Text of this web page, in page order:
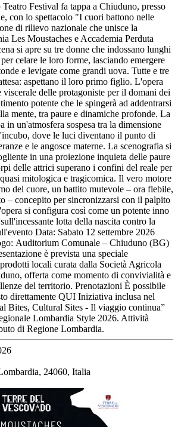
Festival fa tappa a Chiuduno, presso
con lo spettacolo "I cuori battono nelle
di rilievo nazionale che unisce la
Les Moustaches e Accademia Perduta
si apre su tre donne che indossano lunghi
celare le loro forme, lasciando emergere
e levigate come grandi uova. Tutte e tre
aspettano il loro primo figlio. L'opera
viscerale delle protagoniste per il domani dei
potente che le spingerà ad addentrarsi
mente, tra paure e dinamiche profonde. La
in un'atmosfera sospesa tra la dimensione
dove le luci diventano il punto di
e le angosce materne. La scenografia si
in una proiezione inquieta delle paure
delle attrici superano i confini del reale per
mitologica e tragicomica. Il vero motore
del cuore, un battito mutevole – ora flebile,
– concepito per sincronizzarsi con il palpito
si configura così come un potente inno
lotta della nascita contro la
Data: Sabato 12 settembre 2026
Auditorium Comunale – Chiuduno (BG)
è prevista una speciale
locali curata dalla Società Agricola
offerta come momento di convivialità e
del territorio. Prenotazioni È possibile
direttamente QUI Iniziativa inclusa nel
Bites, Cultural Sites - Il viaggio continua”
Lombardia Style 2026. Attività
di Regione Lombardia.
24060, Italia